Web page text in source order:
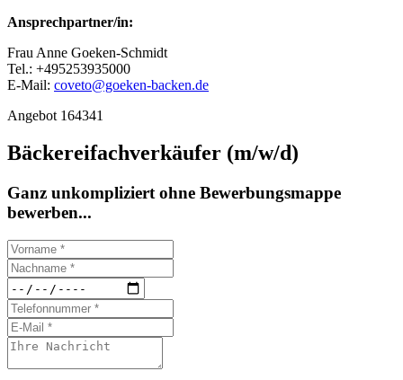
Ansprechpartner/in:
Frau Anne Goeken-Schmidt
Tel.: +495253935000
E-Mail: coveto@goeken-backen.de
Angebot 164341
Bäckereifachverkäufer (m/w/d)
Ganz unkompliziert ohne Bewerbungsmappe
bewerben...